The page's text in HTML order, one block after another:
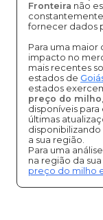
Fronteira não
fornecer dados
Para uma maior
impacto no
mais recentes
estados de
estados
preço do milho
disponíveis
últimas
disponibilizando
a sua região.
Para uma
na região da
preço do milho